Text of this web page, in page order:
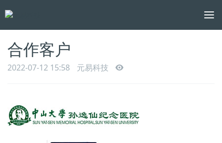
合作客户
2022-07-12 15:58 元易科技